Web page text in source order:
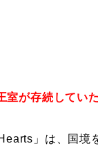
室が存続してい
」は、国境